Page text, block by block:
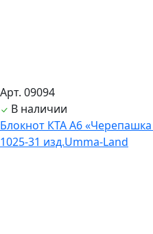
Арт. 09094
В наличии
Блокнот КТА А6
1025-31 изд.Umma-Land